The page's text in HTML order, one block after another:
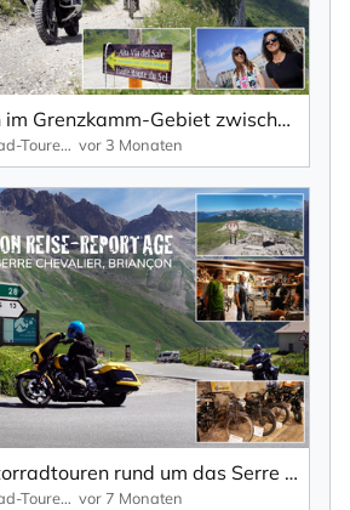
Motorradtouren im Grenzkamm-Gebiet zwischen Piemont und Ligurien – Region Cuneo | TV-Reportage.
Alpenpässe-Motorrad-Touren: Alpen-Marathon, die TV-Reportagen vor 3 Monaten
Westalpen-Motorradtouren rund um das Serre Chevalier und Briançon – TV-Reportage.
Alpenpässe-Motorrad-Touren: Alpen-Marathon, die TV-Reportagen vor 7 Monaten